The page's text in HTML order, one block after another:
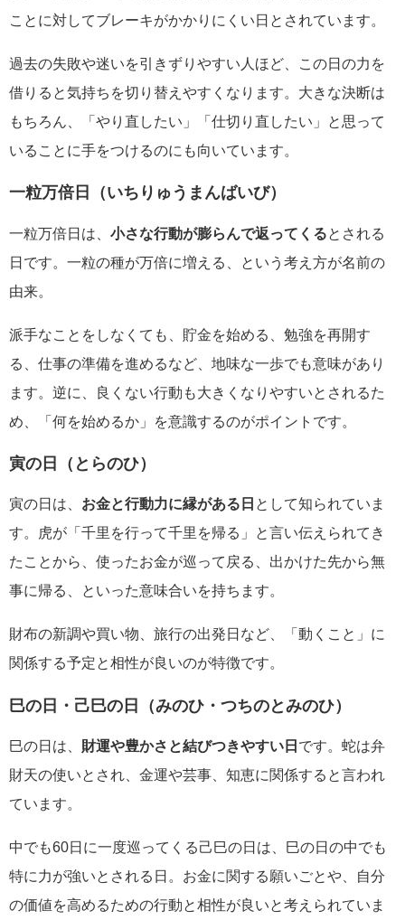
ことに対してブレーキがかかりにくい日とされています。
過去の失敗や迷いを引きずりやすい人ほど、この日の力を
借りると気持ちを切り替えやすくなります。大きな決断は
もちろん、「やり直したい」「仕切り直したい」と思って
いることに手をつけるのにも向いています。
一粒万倍日（いちりゅうまんばいび）
一粒万倍日は、 小さな行動が膨らんで返ってくるとされる
日です。一粒の種が万倍に増える、という考え方が名前の
由来。
派手なことをしなくても、貯金を始める、勉強を再開す
る、仕事の準備を進めるなど、地味な一歩でも意味があり
ます。逆に、良くない行動も大きくなりやすいとされるた
め、「何を始めるか」を意識するのがポイントです。
寅の日（とらのひ）
寅の日は、 お金と行動力に縁がある日 として知られていま
す。虎が「千里を行って千里を帰る」と言い伝えられてき
たことから、使ったお金が巡って戻る、出かけた先から無
事に帰る、といった意味合いを持ちます。
財布の新調や買い物、旅行の出発日など、「動くこと」に
関係する予定と相性が良いのが特徴です。
巳の日・己巳の日（みのひ・つちのとみのひ）
巳の日は、 財運や豊かさと結びつきやすい日 です。蛇は弁
財天の使いとされ、金運や芸事、知恵に関係すると言われ
ています。
中でも60日に一度巡ってくる己巳の日は、巳の日の中でも
特に力が強いとされる日。お金に関する願いごとや、自分
の価値を高めるための行動と相性が良いと考えられていま